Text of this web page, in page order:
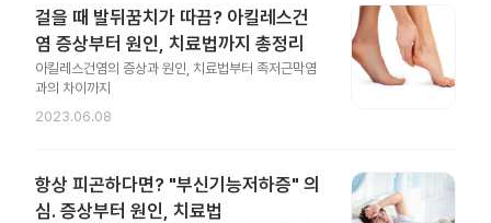
걸을 때 발뒤꿈치가 따끔? 아킬레스건
염 증상부터 원인, 치료법까지 총정리
아킬레스건염의 증상과 원인, 치료법부터 족저근막염
과의 차이까지
2023.06.08
항상 피곤하다면? "부신기능저하증" 의
심. 증상부터 원인, 치료법